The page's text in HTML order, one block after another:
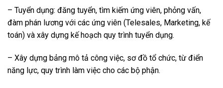
– Tuyển dụng: đăng tuyển, tìm kiếm ứng viên, phỏng vấn,
đàm phán lương với các ứng viên (Telesales, Marketing, kế
toán) và xây dựng kế hoạch quy trình tuyển dụng.
– Xây dựng bảng mô tả công việc, sơ đồ tổ chức, từ điển
năng lực, quy trình làm việc cho các bộ phận.